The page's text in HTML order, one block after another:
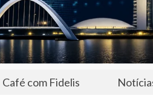
Café com Fidelis